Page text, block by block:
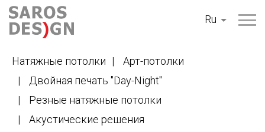
Перейти
содержанию
Ru
Натяжные потолки
Арт-потолки
Двойная печать "Day-Night"
Резные натяжные потолки
Акустические решения